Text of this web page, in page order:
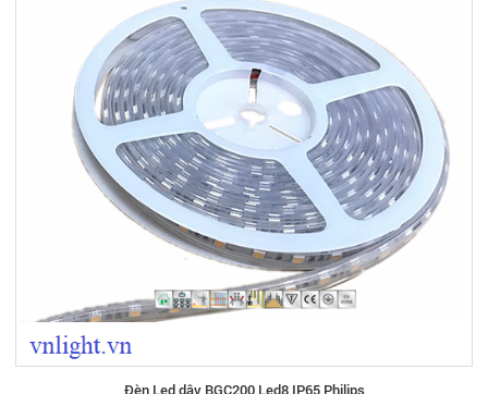
Đèn Led dây BGC200 Led8 IP65 Philips